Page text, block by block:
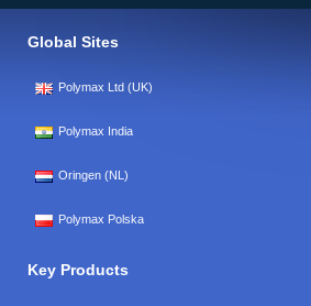
Global Sites
Polymax Ltd (UK)
Polymax India
Oringen (NL)
Polymax Polska
Key Products